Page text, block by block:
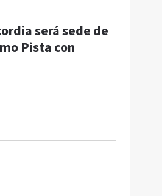
será sede de
Pista con